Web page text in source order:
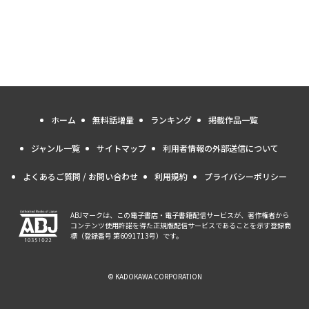
ホーム 無料話増量 ランキング 掲載作品一覧
ジャンル一覧 サイトマップ 利用者情報の外部送信について
よくあるご質問 / お問い合わせ 利用規約 プライバシーポリシー
ABJマークは、この電子書店・電子書籍配信サービスが、著作権者から
コンテンツ使用許諾を得た正規版配信サービスであることを示す登録商
標（登録番号 第6091713号）です。
© KADOKAWA CORPORATION